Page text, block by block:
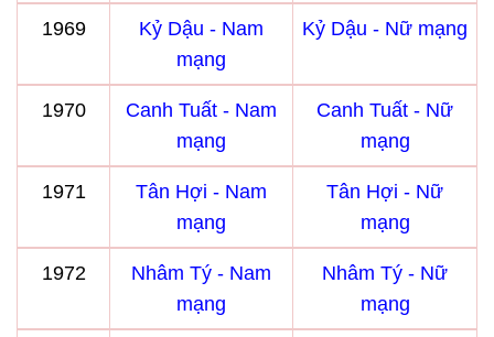
1969
Kỷ Dậu - Nam
mạng
Kỷ Dậu - Nữ mạng
1970
Canh Tuất - Nam
mạng
Canh Tuất - Nữ
mạng
1971
Tân Hợi - Nam
mạng
Tân Hợi - Nữ
mạng
1972
Nhâm Tý - Nam
mạng
Nhâm Tý - Nữ
mạng